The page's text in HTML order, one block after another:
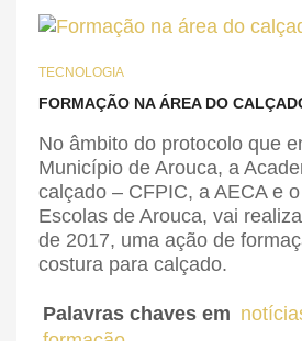
TECNOLOGIA
FORMAÇÃO NA ÁREA DO
No âmbito do protocolo que
Município de Arouca, a
calçado – CFPIC, a AECA e
Escolas de Arouca, vai
de 2017, uma ação de
costura para calçado.
Palavras chaves em